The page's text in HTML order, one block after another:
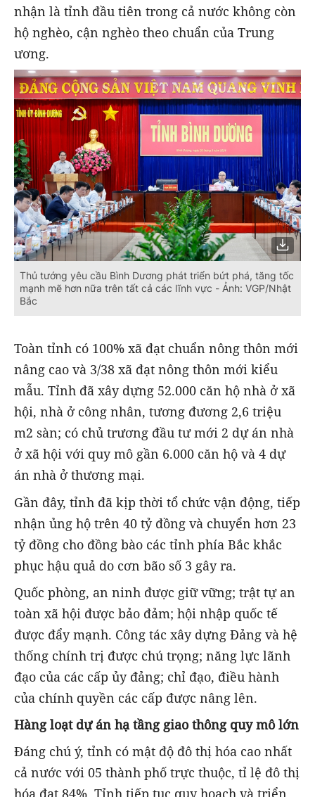
nhận là tỉnh đầu tiên trong cả nước không còn
hộ nghèo, cận nghèo theo chuẩn của Trung
ương.
Thủ tướng yêu cầu Bình Dương phát triển bứt phá, tăng tốc
mạnh mẽ hơn nữa trên tất cả các lĩnh vực - Ảnh: VGP/Nhật
Bắc
Toàn tỉnh có 100% xã đạt chuẩn nông thôn mới
nâng cao và 3/38 xã đạt nông thôn mới kiểu
mẫu. Tỉnh đã xây dựng 52.000 căn hộ nhà ở xã
hội, nhà ở công nhân, tương đương 2,6 triệu
m2 sàn; có chủ trương đầu tư mới 2 dự án nhà
ở xã hội với quy mô gần 6.000 căn hộ và 4 dự
án nhà ở thương mại.
Gần đây, tỉnh đã kịp thời tổ chức vận động, tiếp
nhận ủng hộ trên 40 tỷ đồng và chuyển hơn 23
tỷ đồng cho đồng bào các tỉnh phía Bắc khắc
phục hậu quả do cơn bão số 3 gây ra.
Quốc phòng, an ninh được giữ vững; trật tự an
toàn xã hội được bảo đảm; hội nhập quốc tế
được đẩy mạnh. Công tác xây dựng Đảng và hệ
thống chính trị được chú trọng; năng lực lãnh
đạo của các cấp ủy đảng; chỉ đạo, điều hành
của chính quyền các cấp được nâng lên.
Hàng loạt dự án hạ tầng giao thông quy mô lớn
Đáng chú ý, tỉnh có mật độ đô thị hóa cao nhất
cả nước với 05 thành phố trực thuộc, tỉ lệ đô thị
hóa đạt 84%. Tỉnh tiếp tục quy hoạch và triển